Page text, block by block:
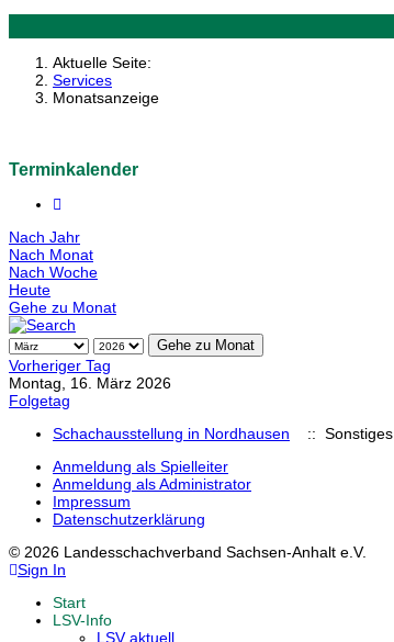
Aktuelle Seite:
Services
Monatsanzeige
Terminkalender
Nach Jahr
Nach Monat
Nach Woche
Heute
Gehe zu Monat
Gehe zu Monat
Vorheriger Tag
Montag, 16. März 2026
Folgetag
Schachausstellung in Nordhausen
:: Sonstiges
Anmeldung als Spielleiter
Anmeldung als Administrator
Impressum
Datenschutzerklärung
© 2026 Landesschachverband Sachsen-Anhalt e.V.
Sign In
Start
LSV-Info
LSV aktuell